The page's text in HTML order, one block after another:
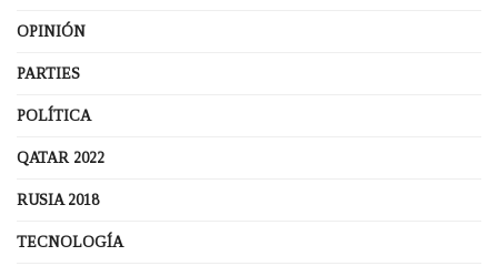
OPINIÓN
PARTIES
POLÍTICA
QATAR 2022
RUSIA 2018
TECNOLOGÍA